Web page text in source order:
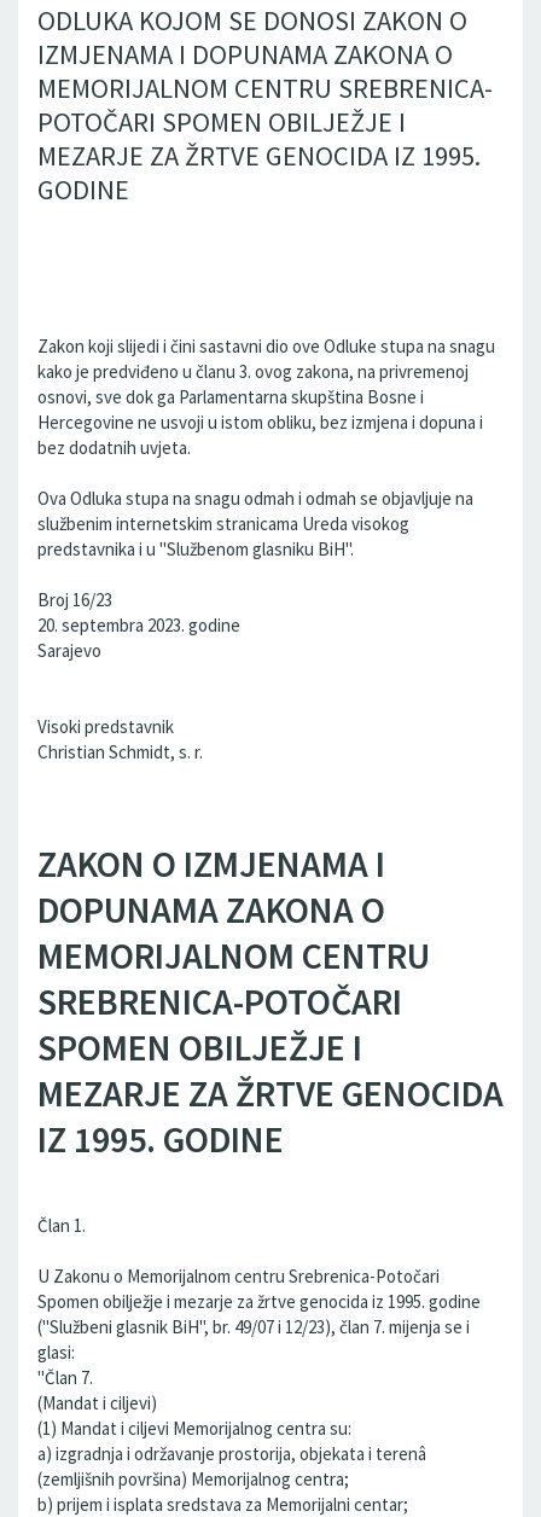
ODLUKA KOJOM SE DONOSI ZAKON O
IZMJENAMA I DOPUNAMA ZAKONA O
MEMORIJALNOM CENTRU SREBRENICA-
POTOČARI SPOMEN OBILJEŽJE I
MEZARJE ZA ŽRTVE GENOCIDA IZ 1995.
GODINE
Zakon koji slijedi i čini sastavni dio ove Odluke stupa na snagu
kako je predviđeno u članu 3. ovog zakona, na privremenoj
osnovi, sve dok ga Parlamentarna skupština Bosne i
Hercegovine ne usvoji u istom obliku, bez izmjena i dopuna i
bez dodatnih uvjeta.
Ova Odluka stupa na snagu odmah i odmah se objavljuje na
službenim internetskim stranicama Ureda visokog
predstavnika i u "Službenom glasniku BiH".
Broj 16/23
20. septembra 2023. godine
Sarajevo
Visoki predstavnik
Christian Schmidt, s. r.
ZAKON O IZMJENAMA I
DOPUNAMA ZAKONA O
MEMORIJALNOM CENTRU
SREBRENICA-POTOČARI
SPOMEN OBILJEŽJE I
MEZARJE ZA ŽRTVE GENOCIDA
IZ 1995. GODINE
Član 1.
U Zakonu o Memorijalnom centru Srebrenica-Potočari
Spomen obilježje i mezarje za žrtve genocida iz 1995. godine
("Službeni glasnik BiH", br. 49/07 i 12/23), član 7. mijenja se i
glasi:
"Član 7.
(Mandat i ciljevi)
(1) Mandat i ciljevi Memorijalnog centra su:
a) izgradnja i održavanje prostorija, objekata i terenâ
(zemljišnih površina) Memorijalnog centra;
b) prijem i isplata sredstava za Memorijalni centar;